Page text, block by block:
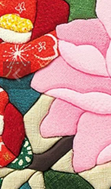
すべての商品
新着商品
診断チャート
ジャンルで選ぶ
レビューを見る